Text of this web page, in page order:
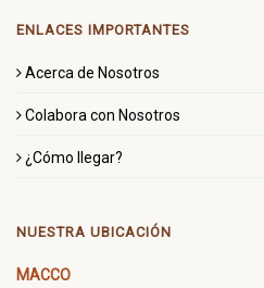
ENLACES IMPORTANTES
Acerca de Nosotros
Colabora con Nosotros
¿Cómo llegar?
NUESTRA UBICACIÓN
MACCO